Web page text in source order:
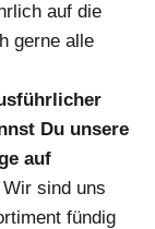
auf die
gerne alle
Du unsere
auf
Wir sind uns
fündig